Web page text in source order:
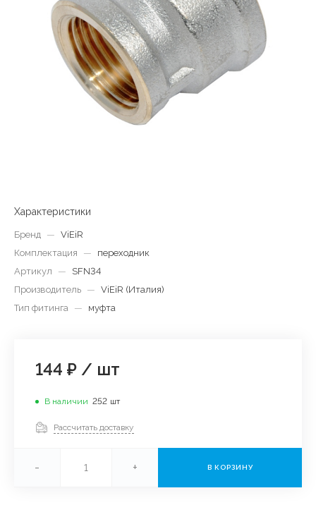
Характеристики
Бренд — ViEiR
Комплектация
—
переходник
Артикул
—
SFN34
Производитель — ViEiR (Италия)
Тип фитинга — муфта
144 ₽ / шт
В наличии 252 шт
Рассчитать доставку
- + В КОРЗИНУ